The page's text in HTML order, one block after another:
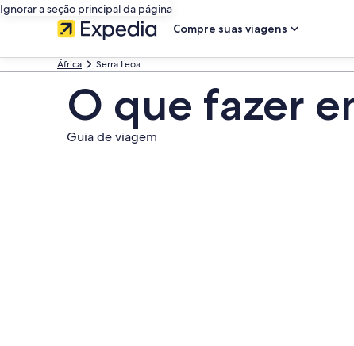
Ignorar a seção principal da página
Compre suas viagens
África Serra Leoa
O que fazer
Guia de viagem